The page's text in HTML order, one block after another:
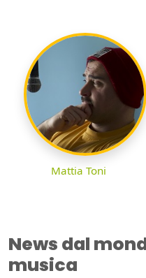
Mattia Toni
News dal
musica